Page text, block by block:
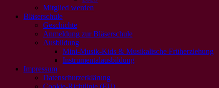
Mitglied werden
Bläserschule
Geschichte
Anmeldung zur Bläserschule
Ausbildung
Mini-Musik-Kids & Musikalische Früherziehung
Instrumentalausbildung
Impressum
Datenschutzerklärung
Cookie-Richtlinie (EU)